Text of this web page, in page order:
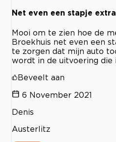
Net even een stapje extra
Mooi om te zien hoe de
Broekhuis net even een
te zorgen dat mijn auto
wordt in de uitvoering die
Beveelt aan
6 November 2021
Denis
Austerlitz